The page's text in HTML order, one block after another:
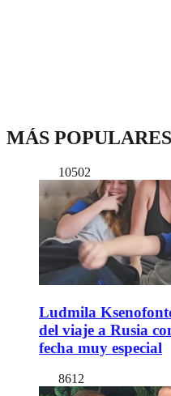
MÁS POPULARES
10502
Ludmila
del viaje a Rusia
fecha muy especial
8612